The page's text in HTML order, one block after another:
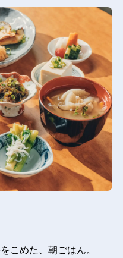
こめた、朝ごはん。